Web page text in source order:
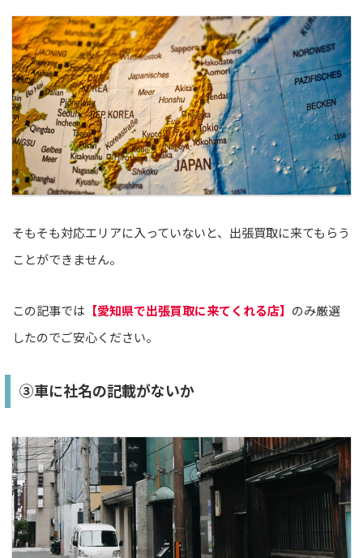
そもそも対応エリアに入っていないと、出張買取に来てもらう
ことができません。
この記事では 【愛知県で出張買取に来てくれる店】 のみ厳選
したのでご安心ください。
③車に社名の記載がないか